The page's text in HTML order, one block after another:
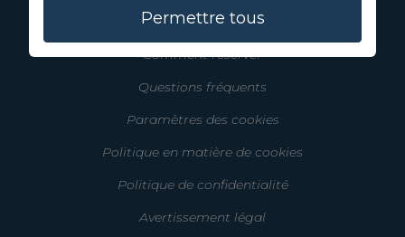
Aide
Comment réserver
Questions fréquents
Paramètres des cookies
Politique en matière de cookies
Politique de confidentialité
Avertissement légal
Permettre tous